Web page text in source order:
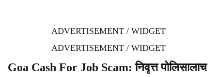
ADVERTISEMENT / WIDGET
ADVERTISEMENT / WIDGET
Goa Cash For Job Scam: निवृत्त पोलिसालाच